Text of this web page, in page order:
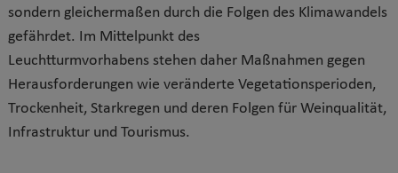
sondern gleichermaßen durch die Folgen des Klimawandels
gefährdet. Im Mittelpunkt des
Leuchtturmvorhabens stehen daher Maßnahmen gegen
Herausforderungen wie veränderte Vegetationsperioden,
Trockenheit, Starkregen und deren Folgen für Weinqualität,
Infrastruktur und Tourismus.